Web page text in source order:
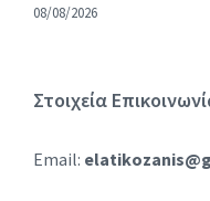
08/08/2026
Στοιχεία
Email: